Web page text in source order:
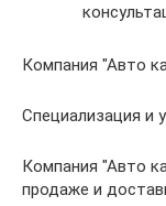
Компания "Авто
Специализация и
Компания "Авто
продаже и